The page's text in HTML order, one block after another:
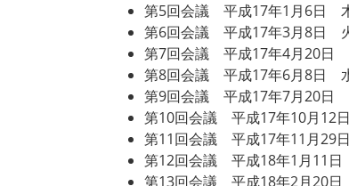
第5回会議 平成17年1月6日
第6回会議 平成17年3月8日
第7回会議 平成17年4月20日
第8回会議 平成17年6月8日
第9回会議 平成17年7月20日
第10回会議 平成17年10月
第11回会議 平成17年11月29
第12回会議 平成18年1月11
第13回会議 平成18年2月20